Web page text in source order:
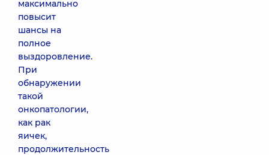
максимально
повысит
шансы на
полное
выздоровление.
При
обнаружении
такой
онкопатологии,
как рак
яичек,
продолжительность